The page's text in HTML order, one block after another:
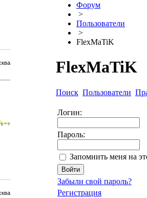
Форум
>
Пользователи
>
FlexMaTiK
FlexMaTiK
Поиск Пользователи
Логин:
Пароль:
Запомнить меня на
Забыли свой пароль?
Регистрация